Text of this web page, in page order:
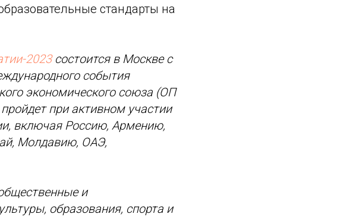
стандарты на
2023состоится в Москве с
события
экономического союза (ОП
при активном участии
включая Россию, Армению,
Молдавию, ОАЭ,
и
образования, спорта и